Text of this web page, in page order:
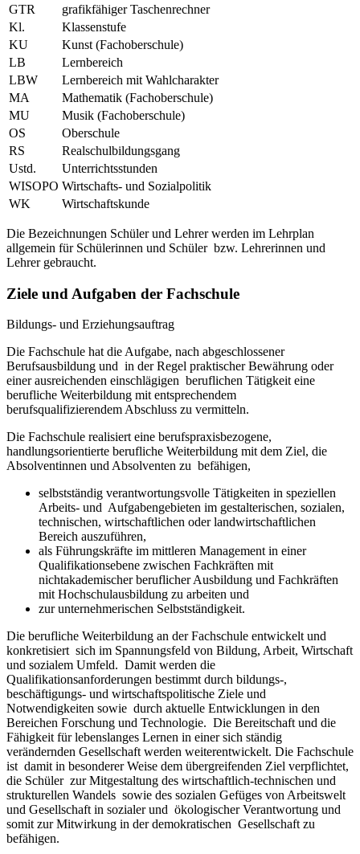
GTR
grafikfähiger Taschenrechner
Kl.
Klassenstufe
KU
Kunst (Fachoberschule)
LB
Lernbereich
LBW
Lernbereich mit Wahlcharakter
MA
Mathematik (Fachoberschule)
MU
Musik (Fachoberschule)
OS
Oberschule
RS
Realschulbildungsgang
Ustd.
Unterrichtsstunden
WISOPO Wirtschafts- und Sozialpolitik
WK
Wirtschaftskunde
Die Bezeichnungen Schüler und Lehrer werden im Lehrplan
allgemein für Schülerinnen und Schüler bzw. Lehrerinnen und
Lehrer gebraucht.
Ziele und Aufgaben der Fachschule
Bildungs- und Erziehungsauftrag
Die Fachschule hat die Aufgabe, nach abgeschlossener
Berufsausbildung und in der Regel praktischer Bewährung oder
einer ausreichenden einschlägigen beruflichen Tätigkeit eine
berufliche Weiterbildung mit entsprechendem
berufsqualifizierendem Abschluss zu vermitteln.
Die Fachschule realisiert eine berufspraxisbezogene,
handlungsorientierte berufliche Weiterbildung mit dem Ziel, die
Absolventinnen und Absolventen zu befähigen,
selbstständig verantwortungsvolle Tätigkeiten in speziellen
Arbeits- und Aufgabengebieten im gestalterischen, sozialen,
technischen, wirtschaftlichen oder landwirtschaftlichen
Bereich auszuführen,
als Führungskräfte im mittleren Management in einer
Qualifikationsebene zwischen Fachkräften mit
nichtakademischer beruflicher Ausbildung und Fachkräften
mit Hochschulausbildung zu arbeiten und
zur unternehmerischen Selbstständigkeit.
Die berufliche Weiterbildung an der Fachschule entwickelt und
konkretisiert sich im Spannungsfeld von Bildung, Arbeit, Wirtschaft
und sozialem Umfeld. Damit werden die
Qualifikationsanforderungen bestimmt durch bildungs-,
beschäftigungs- und wirtschaftspolitische Ziele und
Notwendigkeiten sowie durch aktuelle Entwicklungen in den
Bereichen Forschung und Technologie. Die Bereitschaft und die
Fähigkeit für lebenslanges Lernen in einer sich ständig
verändernden Gesellschaft werden weiterentwickelt. Die Fachschule
ist damit in besonderer Weise dem übergreifenden Ziel verpflichtet,
die Schüler zur Mitgestaltung des wirtschaftlich-technischen und
strukturellen Wandels sowie des sozialen Gefüges von Arbeitswelt
und Gesellschaft in sozialer und ökologischer Verantwortung und
somit zur Mitwirkung in der demokratischen Gesellschaft zu
befähigen.